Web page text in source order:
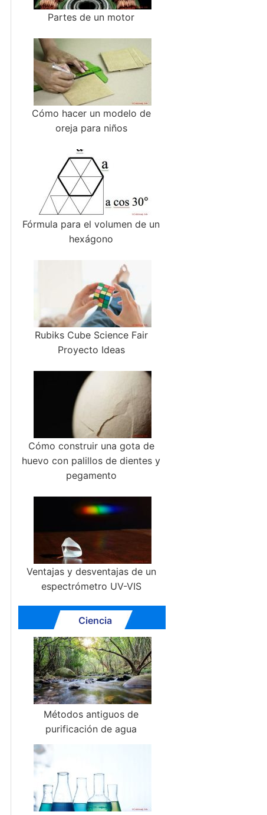
Partes de un motor
Cómo hacer un modelo de
oreja para niños
Fórmula para el volumen de un
hexágono
Rubiks Cube Science Fair
Proyecto Ideas
Cómo construir una gota de
huevo con palillos de dientes y
pegamento
Ventajas y desventajas de un
espectrómetro UV-VIS
Ciencia
Métodos antiguos de
purificación de agua